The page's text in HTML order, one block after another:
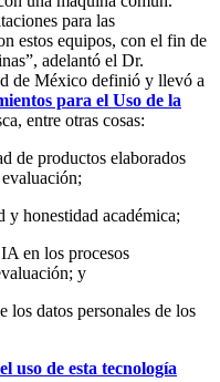
para las
estos equipos, con el fin de
adelantó el Dr.
de México definió y llevó a
para el Uso de la
entre otras cosas:
de productos elaborados
honestidad académica;
en los procesos
y
los datos personales de los
uso de esta tecnología